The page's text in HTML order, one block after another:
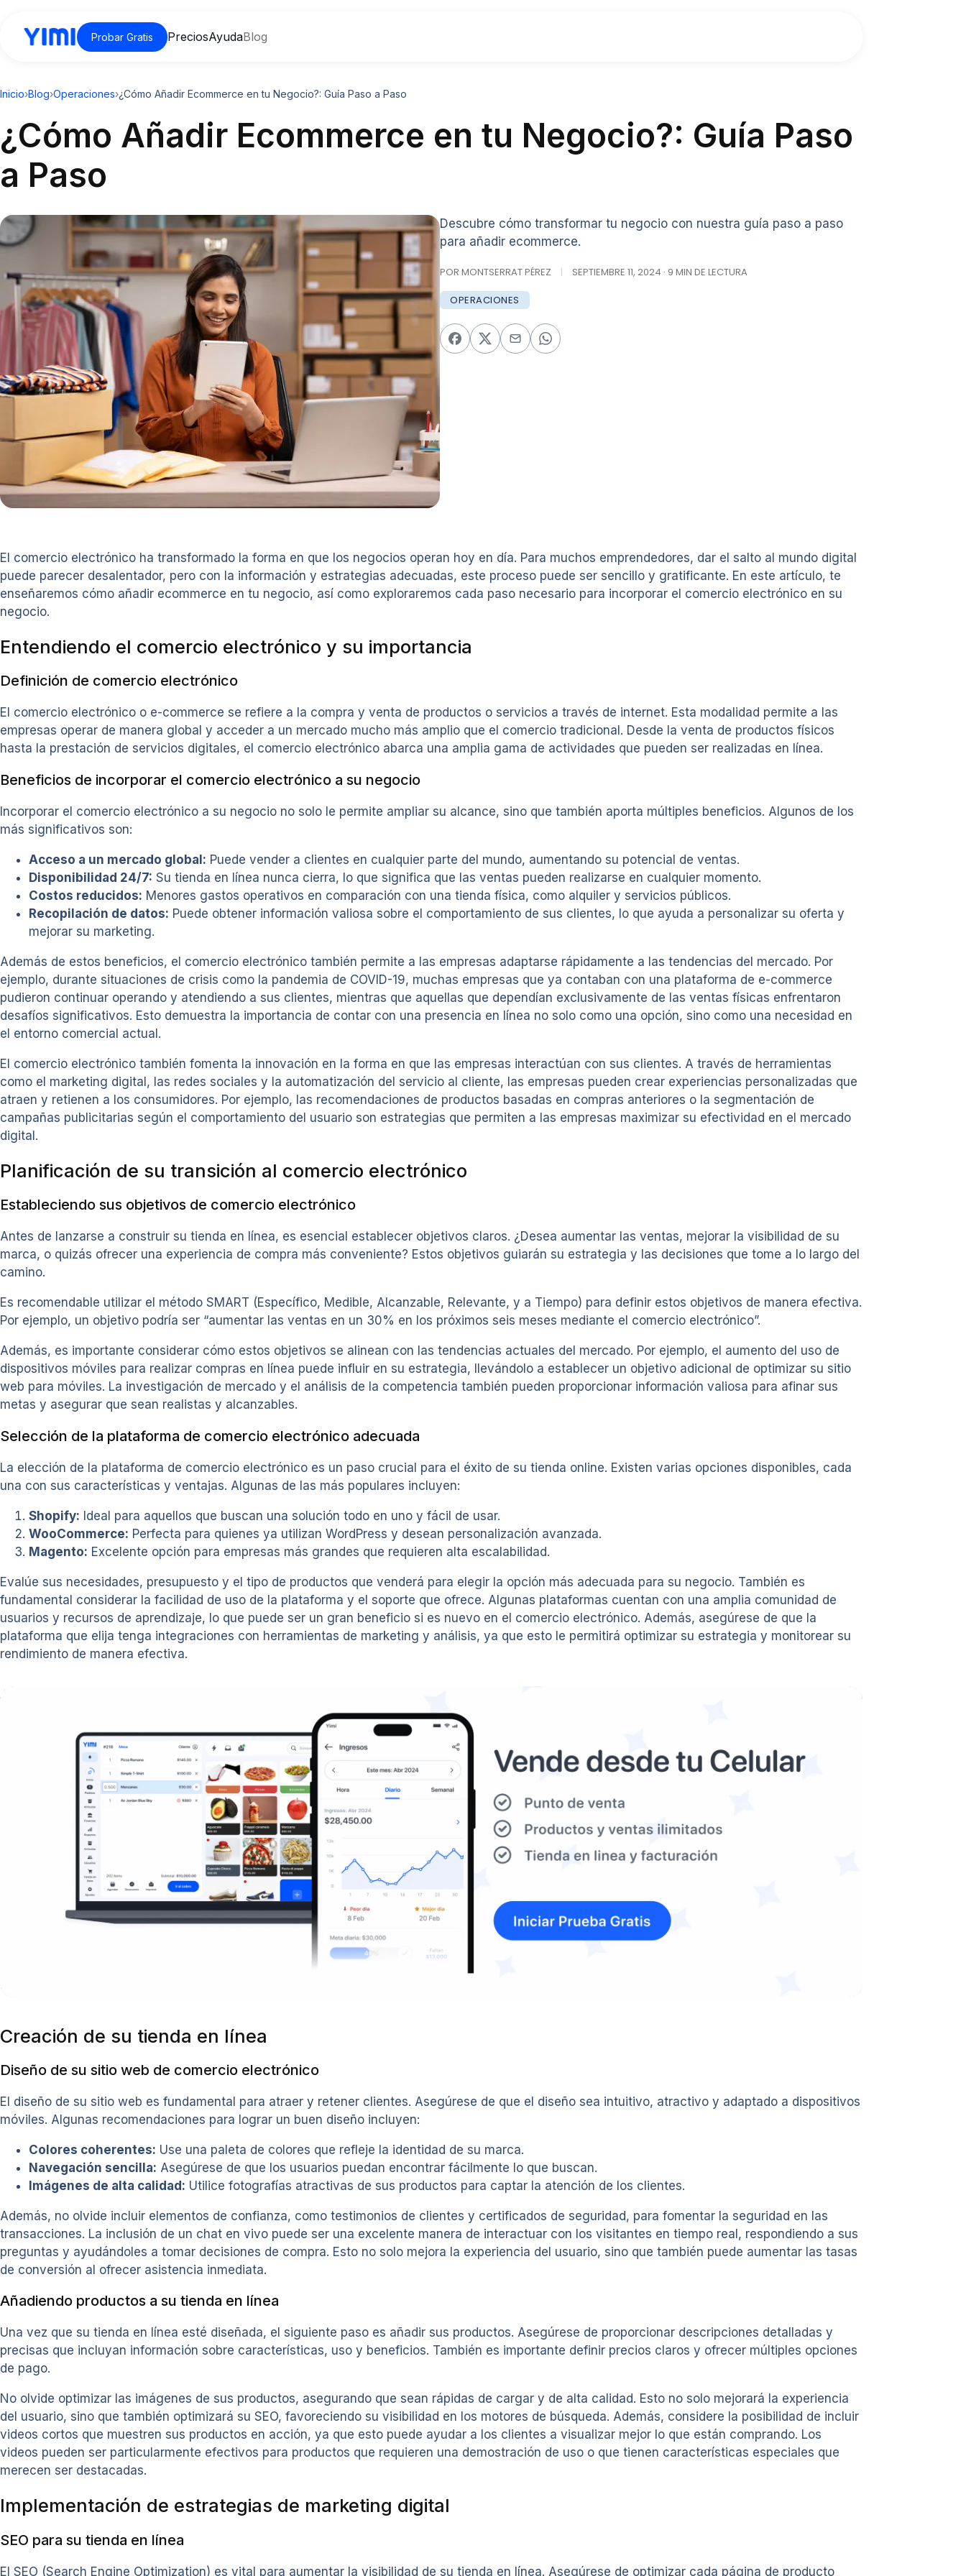
Probar Gratis PreciosAyudaBlog
Inicio›Blog›Operaciones›¿Cómo Añadir Ecommerce en tu Negocio?: Guía Paso a Paso
¿Cómo Añadir Ecommerce en tu Negocio?: Guía Paso
a Paso
Descubre cómo transformar tu negocio con nuestra guía paso a paso
para añadir ecommerce.
POR MONTSERRAT PÉREZ | SEPTIEMBRE 11, 2024 · 9 MIN DE LECTURA
OPERACIONES
El comercio electrónico ha transformado la forma en que los negocios operan hoy en día. Para muchos emprendedores, dar el salto al mundo digital
puede parecer desalentador, pero con la información y estrategias adecuadas, este proceso puede ser sencillo y gratificante. En este artículo, te
enseñaremos cómo añadir ecommerce en tu negocio, así como exploraremos cada paso necesario para incorporar el comercio electrónico en su
negocio.
Entendiendo el comercio electrónico y su importancia
Definición de comercio electrónico
El comercio electrónico o e-commerce se refiere a la compra y venta de productos o servicios a través de internet. Esta modalidad permite a las
empresas operar de manera global y acceder a un mercado mucho más amplio que el comercio tradicional. Desde la venta de productos físicos
hasta la prestación de servicios digitales, el comercio electrónico abarca una amplia gama de actividades que pueden ser realizadas en línea.
Beneficios de incorporar el comercio electrónico a su negocio
Incorporar el comercio electrónico a su negocio no solo le permite ampliar su alcance, sino que también aporta múltiples beneficios. Algunos de los
más significativos son:
Acceso a un mercado global: Puede vender a clientes en cualquier parte del mundo, aumentando su potencial de ventas.
Disponibilidad 24/7: Su tienda en línea nunca cierra, lo que significa que las ventas pueden realizarse en cualquier momento.
Costos reducidos: Menores gastos operativos en comparación con una tienda física, como alquiler y servicios públicos.
Recopilación de datos: Puede obtener información valiosa sobre el comportamiento de sus clientes, lo que ayuda a personalizar su oferta y
mejorar su marketing.
Además de estos beneficios, el comercio electrónico también permite a las empresas adaptarse rápidamente a las tendencias del mercado. Por
ejemplo, durante situaciones de crisis como la pandemia de COVID-19, muchas empresas que ya contaban con una plataforma de e-commerce
pudieron continuar operando y atendiendo a sus clientes, mientras que aquellas que dependían exclusivamente de las ventas físicas enfrentaron
desafíos significativos. Esto demuestra la importancia de contar con una presencia en línea no solo como una opción, sino como una necesidad en
el entorno comercial actual.
El comercio electrónico también fomenta la innovación en la forma en que las empresas interactúan con sus clientes. A través de herramientas
como el marketing digital, las redes sociales y la automatización del servicio al cliente, las empresas pueden crear experiencias personalizadas que
atraen y retienen a los consumidores. Por ejemplo, las recomendaciones de productos basadas en compras anteriores o la segmentación de
campañas publicitarias según el comportamiento del usuario son estrategias que permiten a las empresas maximizar su efectividad en el mercado
digital.
Planificación de su transición al comercio electrónico
Estableciendo sus objetivos de comercio electrónico
Antes de lanzarse a construir su tienda en línea, es esencial establecer objetivos claros. ¿Desea aumentar las ventas, mejorar la visibilidad de su
marca, o quizás ofrecer una experiencia de compra más conveniente? Estos objetivos guiarán su estrategia y las decisiones que tome a lo largo del
camino.
Es recomendable utilizar el método SMART (Específico, Medible, Alcanzable, Relevante, y a Tiempo) para definir estos objetivos de manera efectiva.
Por ejemplo, un objetivo podría ser “aumentar las ventas en un 30% en los próximos seis meses mediante el comercio electrónico”.
Además, es importante considerar cómo estos objetivos se alinean con las tendencias actuales del mercado. Por ejemplo, el aumento del uso de
dispositivos móviles para realizar compras en línea puede influir en su estrategia, llevándolo a establecer un objetivo adicional de optimizar su sitio
web para móviles. La investigación de mercado y el análisis de la competencia también pueden proporcionar información valiosa para afinar sus
metas y asegurar que sean realistas y alcanzables.
Selección de la plataforma de comercio electrónico adecuada
La elección de la plataforma de comercio electrónico es un paso crucial para el éxito de su tienda online. Existen varias opciones disponibles, cada
una con sus características y ventajas. Algunas de las más populares incluyen:
Shopify: Ideal para aquellos que buscan una solución todo en uno y fácil de usar.
WooCommerce: Perfecta para quienes ya utilizan WordPress y desean personalización avanzada.
Magento: Excelente opción para empresas más grandes que requieren alta escalabilidad.
Evalúe sus necesidades, presupuesto y el tipo de productos que venderá para elegir la opción más adecuada para su negocio. También es
fundamental considerar la facilidad de uso de la plataforma y el soporte que ofrece. Algunas plataformas cuentan con una amplia comunidad de
usuarios y recursos de aprendizaje, lo que puede ser un gran beneficio si es nuevo en el comercio electrónico. Además, asegúrese de que la
plataforma que elija tenga integraciones con herramientas de marketing y análisis, ya que esto le permitirá optimizar su estrategia y monitorear su
rendimiento de manera efectiva.
Creación de su tienda en línea
Diseño de su sitio web de comercio electrónico
El diseño de su sitio web es fundamental para atraer y retener clientes. Asegúrese de que el diseño sea intuitivo, atractivo y adaptado a dispositivos
móviles. Algunas recomendaciones para lograr un buen diseño incluyen:
Colores coherentes: Use una paleta de colores que refleje la identidad de su marca.
Navegación sencilla: Asegúrese de que los usuarios puedan encontrar fácilmente lo que buscan.
Imágenes de alta calidad: Utilice fotografías atractivas de sus productos para captar la atención de los clientes.
Además, no olvide incluir elementos de confianza, como testimonios de clientes y certificados de seguridad, para fomentar la seguridad en las
transacciones. La inclusión de un chat en vivo puede ser una excelente manera de interactuar con los visitantes en tiempo real, respondiendo a sus
preguntas y ayudándoles a tomar decisiones de compra. Esto no solo mejora la experiencia del usuario, sino que también puede aumentar las tasas
de conversión al ofrecer asistencia inmediata.
Añadiendo productos a su tienda en línea
Una vez que su tienda en línea esté diseñada, el siguiente paso es añadir sus productos. Asegúrese de proporcionar descripciones detalladas y
precisas que incluyan información sobre características, uso y beneficios. También es importante definir precios claros y ofrecer múltiples opciones
de pago.
No olvide optimizar las imágenes de sus productos, asegurando que sean rápidas de cargar y de alta calidad. Esto no solo mejorará la experiencia
del usuario, sino que también optimizará su SEO, favoreciendo su visibilidad en los motores de búsqueda. Además, considere la posibilidad de incluir
videos cortos que muestren sus productos en acción, ya que esto puede ayudar a los clientes a visualizar mejor lo que están comprando. Los
videos pueden ser particularmente efectivos para productos que requieren una demostración de uso o que tienen características especiales que
merecen ser destacadas.
Implementación de estrategias de marketing digital
SEO para su tienda en línea
El SEO (Search Engine Optimization) es vital para aumentar la visibilidad de su tienda en línea. Asegúrese de optimizar cada página de producto